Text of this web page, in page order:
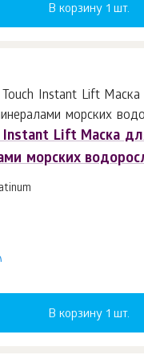
В корзину 1 шт.
Instant Lift Маска
морских
В корзину 1 шт.